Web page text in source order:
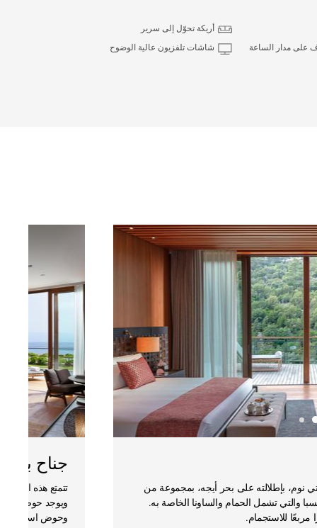
أريكة تحوّل إلى سرير
على مدار الساعة شاشات تلفزيون عالية الوضوح
نوم، بإطلالته على بحر أيجه، بمجموعة من
والتي تشمل الحمام والساونا الخاصة به.
جناح
تتمتع هذه
ويوجد حوض
وحوض استحمام